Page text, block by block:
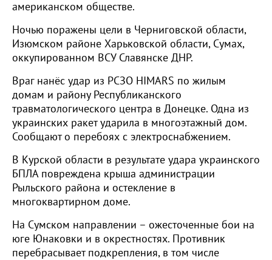
американском обществе.
Ночью поражены цели в Черниговской области,
Изюмском районе Харьковской области, Сумах,
оккупированном ВСУ Славянске ДНР.
Враг нанёс удар из РСЗО HIMARS по жилым
домам и району Республиканского
травматологического центра в Донецке. Одна из
украинских ракет ударила в многоэтажный дом.
Сообщают о перебоях с электроснабжением.
В Курской области в результате удара украинского
БПЛА повреждена крыша администрации
Рыльского района и остекление в
многоквартирном доме.
На Сумском направлении – ожесточенные бои на
юге Юнаковки и в окрестностях. Противник
перебрасывает подкрепления, в том числе